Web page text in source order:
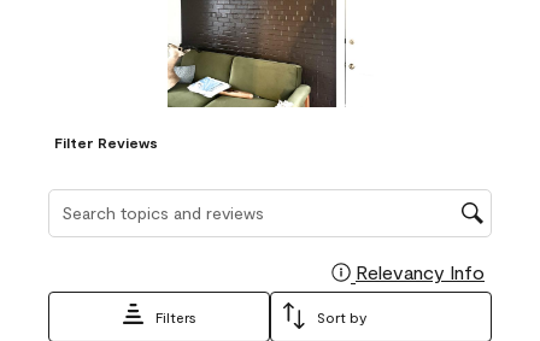
Filter Reviews
Relevancy Info
Filters Sort by